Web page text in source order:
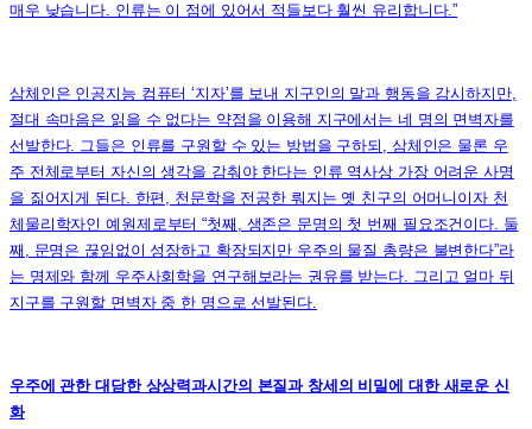
매우 낮습니다. 인류는 이 점에 있어서 적들보다 훨씬 유리합니다.”
삼체인은 인공지능 컴퓨터 ‘지자’를 보내 지구인의 말과 행동을 감시하지만,
절대 속마음은 읽을 수 없다는 약점을 이용해 지구에서는 네 명의 면벽자를
선발한다. 그들은 인류를 구원할 수 있는 방법을 구하되, 삼체인은 물론 우
주 전체로부터 자신의 생각을 감춰야 한다는 인류 역사상 가장 어려운 사명
을 짊어지게 된다. 한편, 천문학을 전공한 뤄지는 옛 친구의 어머니이자 천
체물리학자인 예원제로부터 “첫째, 생존은 문명의 첫 번째 필요조건이다. 둘
째, 문명은 끊임없이 성장하고 확장되지만 우주의 물질 총량은 불변한다”라
는 명제와 함께 우주사회학을 연구해보라는 권유를 받는다. 그리고 얼마 뒤
지구를 구원할 면벽자 중 한 명으로 선발된다.
우주에 관한 대담한 상상력과시간의 본질과 창세의 비밀에 대한 새로운 신
화